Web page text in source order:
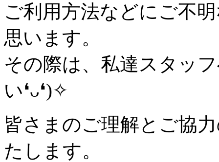
ご利用方法などにご不
思います。
その際は、私達スタッ
い❛ᴗ❛)✧
皆さまのご理解とご協
たします。